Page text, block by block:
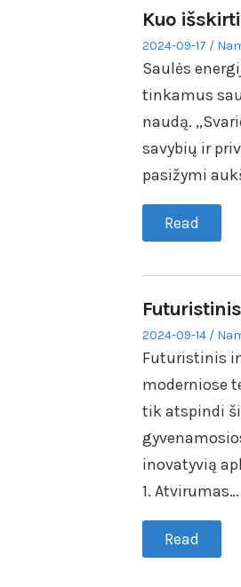
Kuo
Posted
on
2024-09-17
in
Saulės
tinkamus
naudą.
savybių ir
pasižymi
Read
Posted
on
2024-09-14
in
Futuristinis
moderniose
tik atspindi
inovatyvią
1. Atvirumas…
Read